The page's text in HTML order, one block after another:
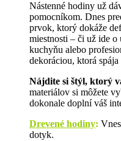
Nástenné hodiny už
pomocníkom. Dnes
prvok, ktorý dokáže
miestnosti – či už ide
kuchyňu alebo
dekoráciou, ktorá
Nájdite si štýl, ktorý
materiálov si môžete
dokonale doplní váš
Drevené hodiny:
dotyk.